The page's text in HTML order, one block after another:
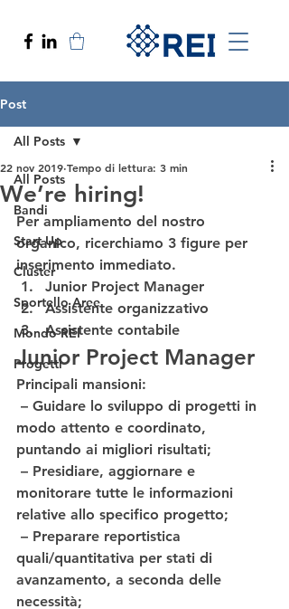
Post
All Posts
Bandi
Start Up
Cluster
Sportello Aree
Mondo REI
Progetti
All Posts
We’re hiring!
22 nov 2019 Tempo di lettura: 3 min
Per ampliamento del nostro
organico, ricerchiamo 3 figure per
inserimento immediato.
Junior Project Manager
Assistente organizzativo
Assistente contabile
Junior Project Manager
Principali mansioni:
modo attento e coordinato,
puntando ai migliori risultati;
monitorare tutte le informazioni
relative allo specifico progetto;
quali/quantitativa per stati di
avanzamento, a seconda delle
necessità;